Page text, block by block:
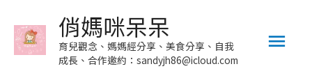
俏媽咪呆呆
育兒觀念、媽媽經分享、美食分享、自我
成長、合作邀約：sandyjh86@icloud.com